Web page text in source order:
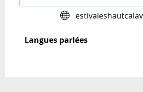
Langues parlées
Langues parlées